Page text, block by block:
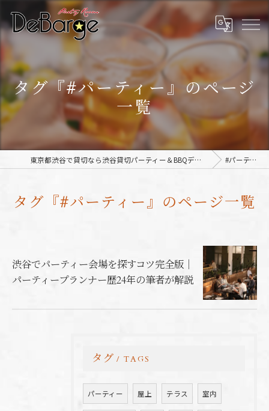
タグ『#パーティー』のページ
一覧
東京都渋谷で貸切なら渋谷貸切パーティー＆BBQデバージ - DeBarge #パーティー
タグ『#パーティー』のページ一覧
渋谷でパーティー会場を探すコツ完全版｜
パーティープランナー歴24年の筆者が解説
タグ TAGS
パーティー 屋上 テラス 室内